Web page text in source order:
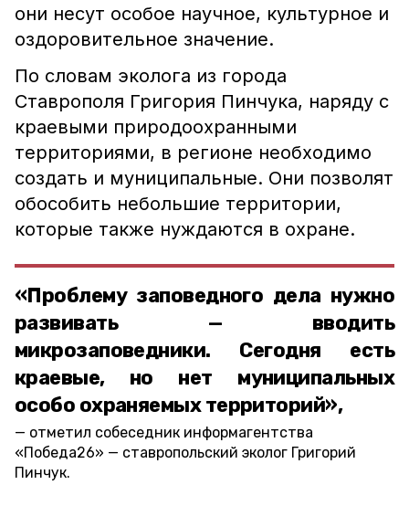
они несут особое научное, культурное и
оздоровительное значение.
По словам эколога из города
Ставрополя Григория Пинчука, наряду с
краевыми природоохранными
территориями, в регионе необходимо
создать и муниципальные. Они позволят
обособить небольшие территории,
которые также нуждаются в охране.
«Проблему заповедного дела нужно
развивать — вводить
микрозаповедники. Сегодня есть
краевые, но нет муниципальных
особо охраняемых территорий»,
отметил собеседник информагентства
«Победа26» — ставропольский эколог Григорий
Пинчук.